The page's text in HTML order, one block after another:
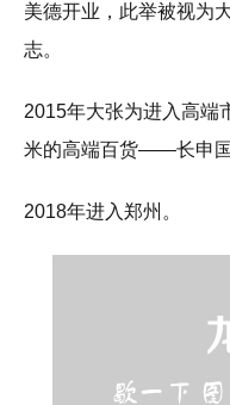
美德开业，此举被视为
志。
2015年大张为进入高端
米的高端百货——长申国
2018年进入郑州。